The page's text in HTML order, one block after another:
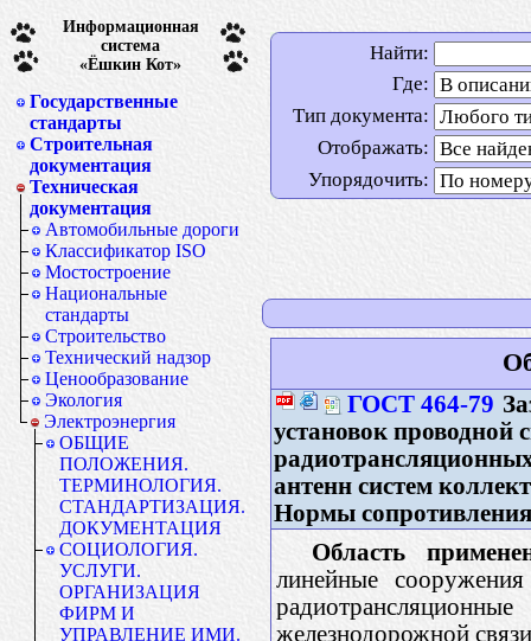
Информационная
система
«Ёшкин Кот»
Государственные
стандарты
Строительная
документация
Техническая
документация
Автомобильные дороги
Классификатор ISO
Мостостроение
Национальные
стандарты
Строительство
Технический надзор
Ценообразование
Экология
Электроэнергия
ОБЩИЕ
ПОЛОЖЕНИЯ.
ТЕРМИНОЛОГИЯ.
СТАНДАРТИЗАЦИЯ.
ДОКУМЕНТАЦИЯ
СОЦИОЛОГИЯ.
УСЛУГИ.
ОРГАНИЗАЦИЯ
ФИРМ И
УПРАВЛЕНИЕ ИМИ.
Найти:
Где:
Тип документа:
Отображать:
Упорядочить:
ГОСТ 464-79
установок проводной
антенн систем
Нормы сопротивления
Область
линейные
железнодорожной